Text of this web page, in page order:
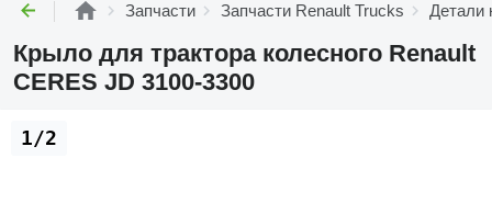
Запчасти Запчасти Renault Trucks Детали
Крыло для трактора колесного Renault
CERES JD 3100-3300
1/2